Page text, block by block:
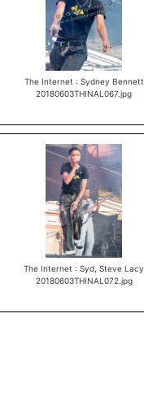
The Internet : Sydney Bennett
20180603THINAL067.jpg
The Internet : Syd, Steve Lacy
20180603THINAL072.jpg